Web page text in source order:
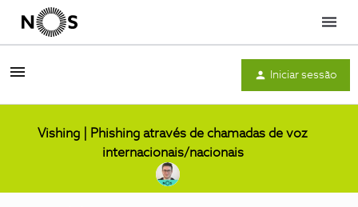
Menu
Iniciar sessão
Vishing | Phishing através de chamadas de voz
internacionais/nacionais